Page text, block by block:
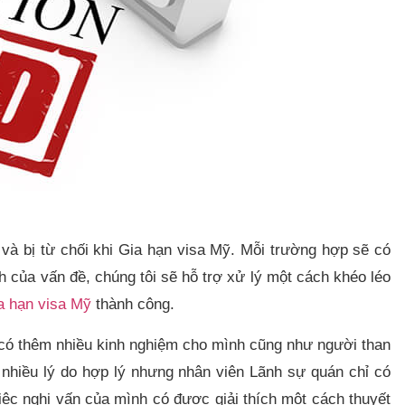
bị từ chối khi Gia hạn visa Mỹ. Mỗi trường hợp sẽ có
của vấn đề, chúng tôi sẽ hỗ trợ xử lý một cách khéo léo
hạn visa Mỹ thành công.
thêm nhiều kinh nghiệm cho mình cũng như người than
lý do hợp lý nhưng nhân viên Lãnh sự quán chỉ có
nghi vấn của mình có được giải thích một cách thuyết